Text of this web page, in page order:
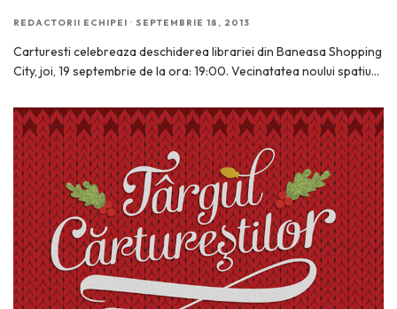
REDACTORII ECHIPEI · SEPTEMBRIE 18, 2013
Carturesti celebreaza deschiderea librariei din Baneasa Shopping
City, joi, 19 septembrie de la ora: 19:00. Vecinatatea noului spatiu...